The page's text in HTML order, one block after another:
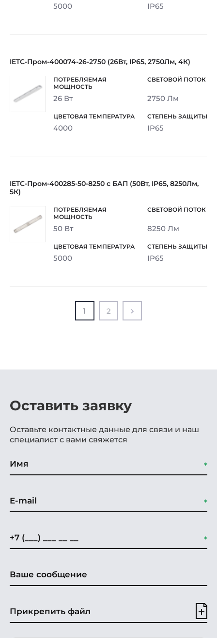
5000 IP65
IETC-Пром-400074-26-2750 (26Вт, IP65, 2750Лм, 4К)
26 Вт 2750 Лм
4000 IP65
IETC-Пром-400285-50-8250 с БАП (50Вт, IP65, 8250Лм,
5К)
50 Вт 8250 Лм
5000 IP65
1 2
Оставить заявку
Оставьте контактные данные для связи и наш
специалист с вами свяжется
Прикрепить файл